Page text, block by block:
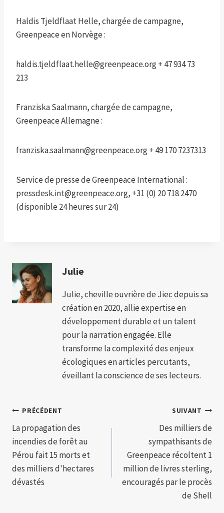
Haldis Tjeldflaat Helle, chargée de campagne,
Greenpeace en Norvège :
haldis.tjeldflaat.helle@greenpeace.org + 47 934 73
213
Franziska Saalmann, chargée de campagne,
Greenpeace Allemagne :
franziska.saalmann@greenpeace.org + 49 170 7237313
Service de presse de Greenpeace International :
pressdesk.int@greenpeace.org, +31 (0) 20 718 2470
(disponible 24 heures sur 24)
Julie
Julie, cheville ouvrière de Jiec depuis sa
création en 2020, allie expertise en
développement durable et un talent
pour la narration engagée. Elle
transforme la complexité des enjeux
écologiques en articles percutants,
éveillant la conscience de ses lecteurs.
Navigation
de
l’article
PRÉCÉDENT
La propagation des
incendies de forêt au
Pérou fait 15 morts et
des milliers d'hectares
dévastés
SUIVANT
Des milliers de
sympathisants de
Greenpeace récoltent 1
million de livres sterling,
encouragés par le procès
de Shell